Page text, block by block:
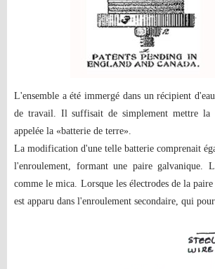
L'ensemble a été immergé dans un récipient
de travail. Il suffisait de simplement mettre la
appelée la «batterie de terre».
La modification d'une telle batterie comprenait
l'enroulement, formant une paire galvanique.
comme le mica. Lorsque les électrodes de la
est apparu dans l'enroulement secondaire, qui